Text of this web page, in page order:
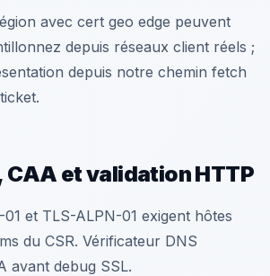
avec cert geo edge peuvent
depuis réseaux client réels ;
depuis notre chemin fetch
et validation HTTP
et TLS-ALPN-01 exigent hôtes
du CSR. Vérificateur DNS
avant debug SSL.